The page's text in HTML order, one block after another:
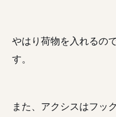
やはり荷物を入れるの
す。
また、アクシスはフッ